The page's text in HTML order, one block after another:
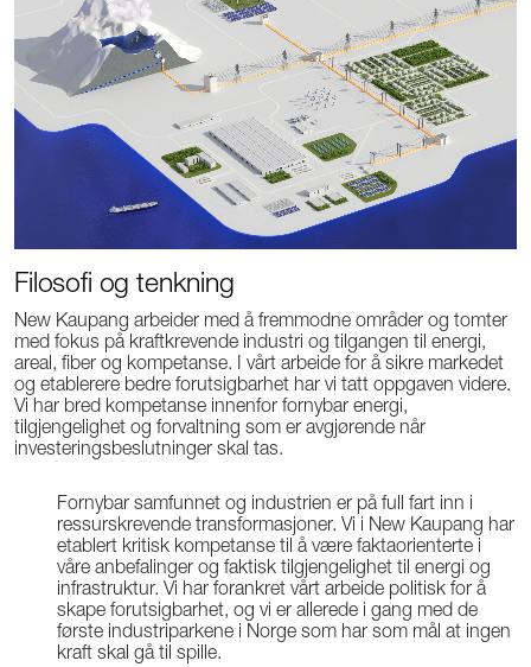
Filosofi og tenkning
New Kaupang arbeider med å fremmodne områder og tomter
med fokus på kraftkrevende industri og tilgangen til energi,
areal, fiber og kompetanse. I vårt arbeide for å sikre markedet
og etablerere bedre forutsigbarhet har vi tatt oppgaven videre.
Vi har bred kompetanse innenfor fornybar energi,
tilgjengelighet og forvaltning som er avgjørende når
investeringsbeslutninger skal tas.
Fornybar samfunnet og industrien er på full fart inn i
ressurskrevende transformasjoner. Vi i New Kaupang har
etablert kritisk kompetanse til å være faktaorienterte i
våre anbefalinger og faktisk tilgjengelighet til energi og
infrastruktur. Vi har forankret vårt arbeide politisk for å
skape forutsigbarhet, og vi er allerede i gang med de
første industriparkene i Norge som har som mål at ingen
kraft skal gå til spille.